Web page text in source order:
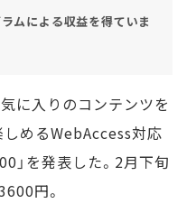
ムによる収益を得ていま
に入りのコンテンツを
しめるWebAccess対応
」を発表した。2月下旬
円。